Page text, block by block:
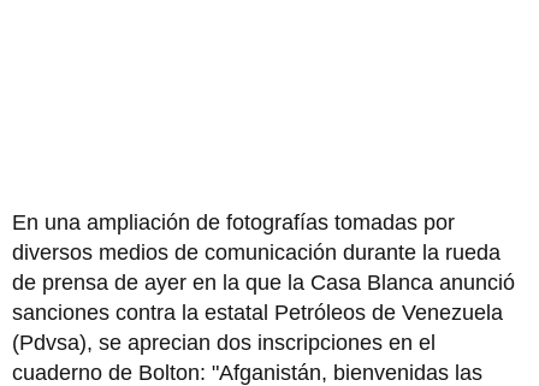
En una ampliación de fotografías tomadas por
diversos medios de comunicación durante la rueda
de prensa de ayer en la que la Casa Blanca anunció
sanciones contra la estatal Petróleos de Venezuela
(Pdvsa), se aprecian dos inscripciones en el
cuaderno de Bolton: "Afganistán, bienvenidas las